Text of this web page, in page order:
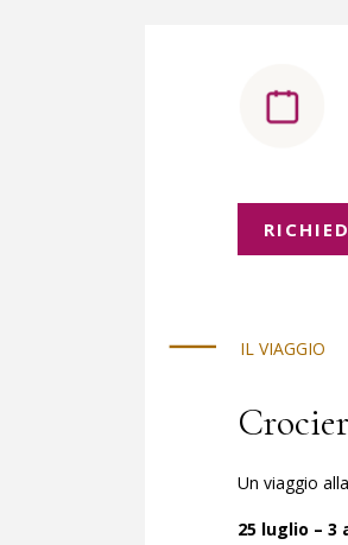
IL VIAGGIO
Un viaggio
25 luglio – 3